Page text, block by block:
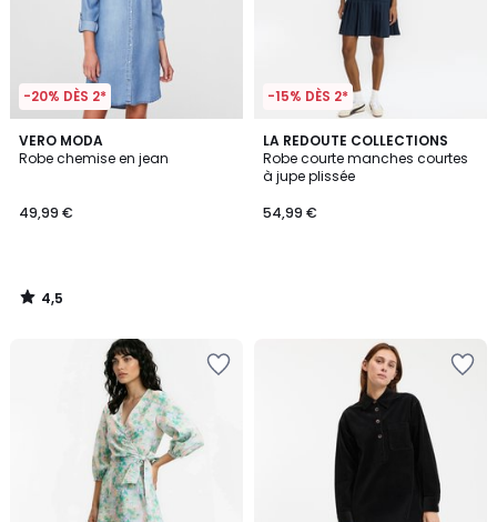
-20% DÈS 2*
VERO MODA
Robe chemise en jean
49,99 €
4,5
/ 5
4,5
/
-15% DÈS 2*
LA REDOUTE COLLECTIONS
Robe courte manches courtes
à jupe plissée
54,99 €